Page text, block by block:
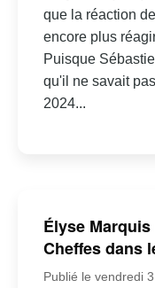
que la réaction
encore plus
Puisque
qu'il ne savait
2024...
Élyse
Cheffes dans
Publié le vendredi